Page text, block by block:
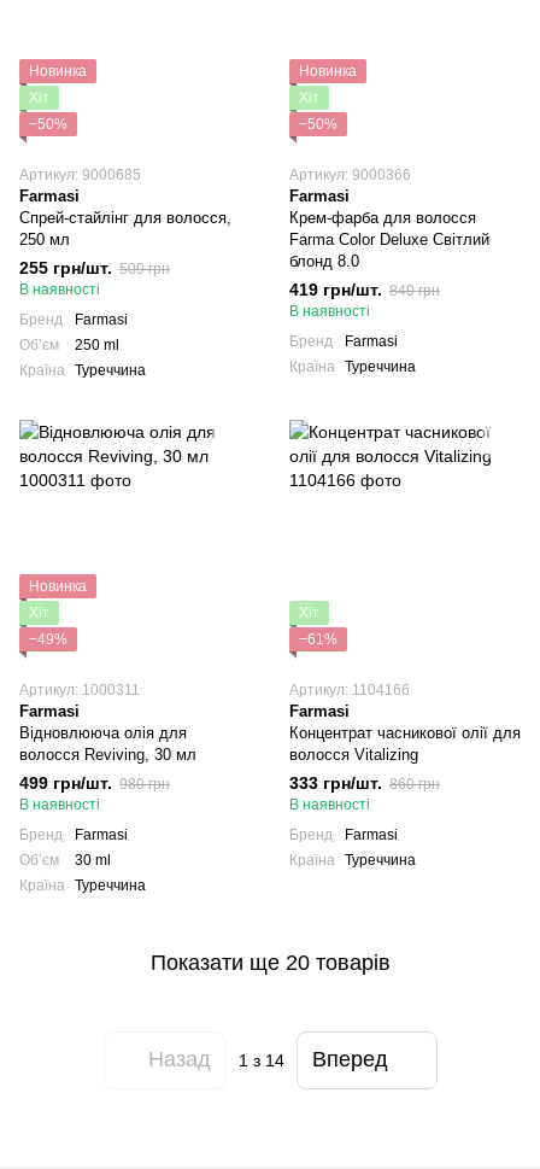
Новинка
Хіт
−50%
Артикул: 9000685
Farmasi
Спрей-стайлінг для волосся,
250 мл
255 грн/шт. 509 грн
В наявності
Бренд
Farmasi
Обʼєм
250 ml
Країна
Туреччина
Новинка
Хіт
−50%
Артикул: 9000366
Farmasi
Крем-фарба для волосся
Farma Color Deluxe Світлий
блонд 8.0
419 грн/шт. 840 грн
В наявності
Бренд
Farmasi
Країна
Туреччина
Новинка
Хіт
−49%
Артикул: 1000311
Farmasi
Відновлююча олія для
волосся Reviving, 30 мл
499 грн/шт. 980 грн
В наявності
Бренд
Farmasi
Обʼєм
30 ml
Країна
Туреччина
Хіт
−61%
Артикул: 1104166
Farmasi
Концентрат часникової олії для
волосся Vitalizing
333 грн/шт. 860 грн
В наявності
Бренд
Farmasi
Країна
Туреччина
Показати ще 20 товарів
Назад 1 з 14 Вперед